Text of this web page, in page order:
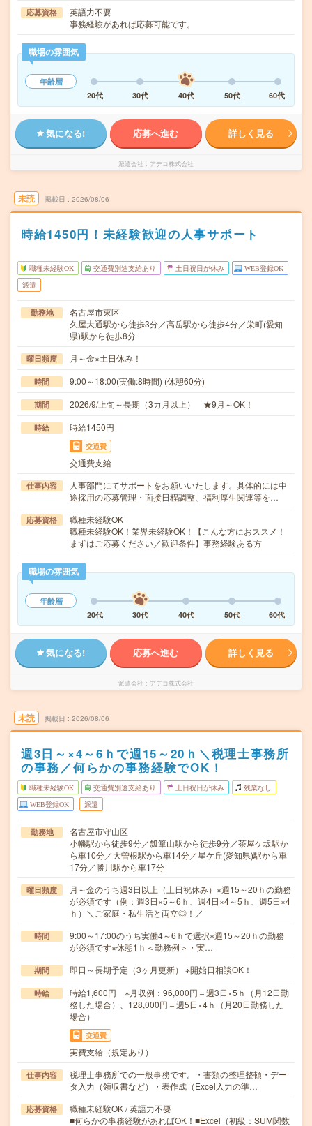
応募資格
英語力不要
事務経験があれば応募可能です。
職場の雰囲気
年齢層
20代
30代 40代 50代 60代
気になる! 応募へ進む 詳しく見る
派遣会社 アデコ株式会社
未読 掲載日 2026/08/06
時給1450円！未経験歓迎の人事サポート
職種未経験OK 交通費別途支給あり 土日祝日が休み WEB登録OK
派遣
勤務地
名古屋市東区
久屋大通駅から徒歩3分／高岳駅から徒歩4分／栄町(愛知
県)駅から徒歩8分
曜日頻度 月～金※土日休み！
時間 9:00～18:00(実働:8時間) (休憩60分)
期間 2026/9/上旬～長期（3カ月以上） ★9月～OK！
時給 時給1450円
交通費
交通費支給
仕事内容
人事部門にてサポートをお願いいたします。具体的には中
途採用の応募管理・面接日程調整、福利厚生関連等を…
応募資格
職種未経験OK
職種未経験OK！業界未経験OK！【こんな方におススメ！
まずはご応募ください／歓迎条件】事務経験ある方
職場の雰囲気
年齢層
20代
30代 40代 50代 60代
気になる! 応募へ進む 詳しく見る
派遣会社 アデコ株式会社
未読 掲載日 2026/08/06
週3日～×4～6ｈで週15～20ｈ＼税理士事務所
の事務／何らかの事務経験でOK！
職種未経験OK 交通費別途支給あり 土日祝日が休み 残業なし
WEB登録OK 派遣
勤務地
名古屋市守山区
小幡駅から徒歩9分／瓢箪山駅から徒歩9分／茶屋ケ坂駅か
ら車10分／大曽根駅から車14分／星ケ丘(愛知県)駅から車
17分／勝川駅から車17分
曜日頻度
月～金のうち週3日以上（土日祝休み）※週15～20ｈの勤務
が必須です（例：週3日×5～6ｈ、週4日×4～5ｈ、週5日×4
ｈ）＼ご家庭・私生活と両立◎！／
時間
9:00～17:00のうち実働4～6ｈで選択※週15～20ｈの勤務
が必須です※休憩1ｈ＜勤務例＞・実…
期間 即日～長期予定（3ヶ月更新） ※開始日相談OK！
時給
時給1,600円 ※月収例：96,000円＝週3日×5ｈ（月12日勤
務した場合）、128,000円＝週5日×4ｈ（月20日勤務した
場合）
交通費
実費支給（規定あり）
仕事内容
税理士事務所での一般事務です。・書類の整理整頓・デー
タ入力（領収書など）・表作成（Excel入力の準…
応募資格
職種未経験OK / 英語力不要
■何らかの事務経験があればOK！■Excel（初級：SUM関数